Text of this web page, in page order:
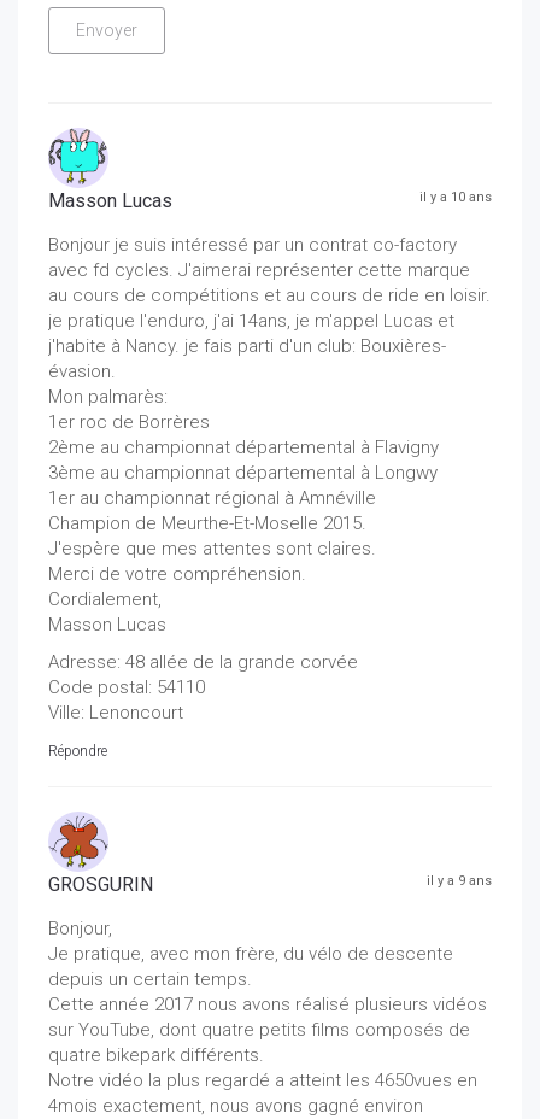
Masson Lucas il y a 10 ans
Bonjour je suis intéressé par un contrat co-factory
avec fd cycles. J'aimerai représenter cette marque
au cours de compétitions et au cours de ride en loisir.
je pratique l'enduro, j'ai 14ans, je m'appel Lucas et
j'habite à Nancy. je fais parti d'un club: Bouxières-
évasion.
Mon palmarès:
1er roc de Borrères
2ème au championnat départemental à Flavigny
3ème au championnat départemental à Longwy
1er au championnat régional à Amnéville
Champion de Meurthe-Et-Moselle 2015.
J'espère que mes attentes sont claires.
Merci de votre compréhension.
Cordialement,
Masson Lucas
Adresse: 48 allée de la grande corvée
Code postal: 54110
Ville: Lenoncourt
Répondre
GROSGURIN il y a 9 ans
Bonjour,
Je pratique, avec mon frère, du vélo de descente
depuis un certain temps.
Cette année 2017 nous avons réalisé plusieurs vidéos
sur YouTube, dont quatre petits films composés de
quatre bikepark différents.
Notre vidéo la plus regardé a atteint les 4650vues en
4mois exactement, nous avons gagné environ